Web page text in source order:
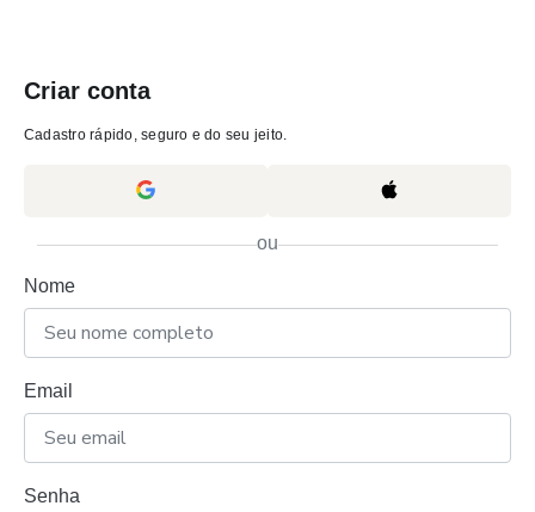
Criar conta
Cadastro rápido, seguro e do seu jeito.
ou
Nome
Email
Senha